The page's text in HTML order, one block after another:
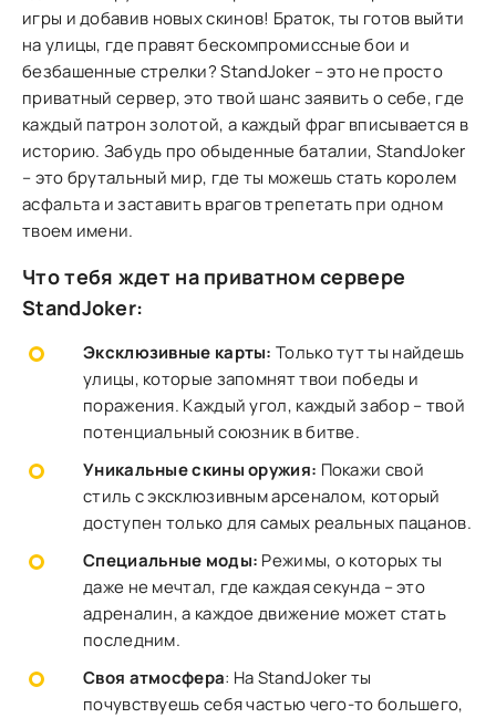
игры и добавив новых скинов! Браток, ты готов выйти
на улицы, где правят бескомпромиссные бои и
безбашенные стрелки? StandJoker – это не просто
приватный сервер, это твой шанс заявить о себе, где
каждый патрон золотой, а каждый фраг вписывается в
историю. Забудь про обыденные баталии, StandJoker
– это брутальный мир, где ты можешь стать королем
асфальта и заставить врагов трепетать при одном
твоем имени.
Что тебя ждет на приватном сервере
StandJoker:
Эксклюзивные карты: Только тут ты найдешь
улицы, которые запомнят твои победы и
поражения. Каждый угол, каждый забор – твой
потенциальный союзник в битве.
Уникальные скины оружия: Покажи свой
стиль с эксклюзивным арсеналом, который
доступен только для самых реальных пацанов.
Специальные моды: Режимы, о которых ты
даже не мечтал, где каждая секунда – это
адреналин, а каждое движение может стать
последним.
Своя атмосфера: На StandJoker ты
почувствуешь себя частью чего-то большего,